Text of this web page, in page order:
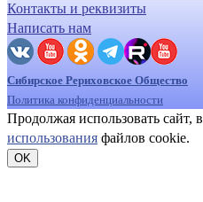
Контакты и реквизиты
Написать нам
Сибирское Рериховское Общество
Политика конфиденциальности
Продолжая использовать сайт,
использования файлов cookie.
OK